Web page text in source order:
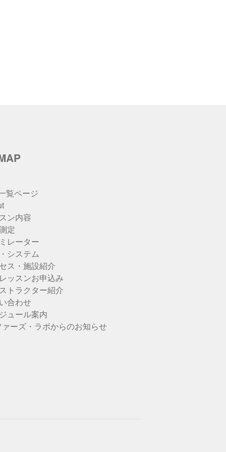
覧ページ
ン内容
定
レーター
システム
ス・施設紹介
ッスンお申込み
トラクター紹介
合わせ
ュール案内
ァーズ・ラボからのお知らせ